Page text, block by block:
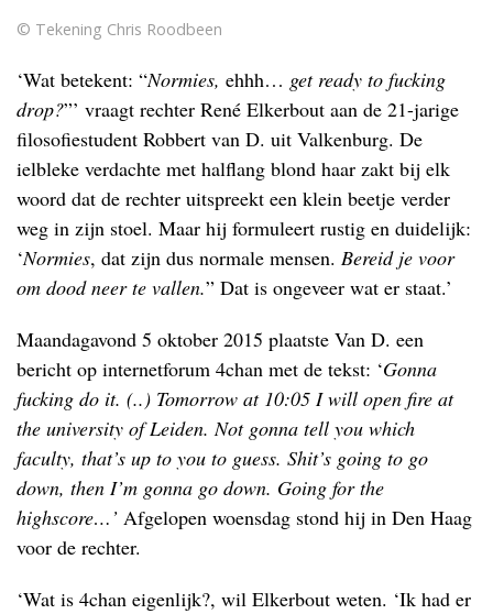
© Tekening Chris Roodbeen
‘Wat betekent: “Normies, ehhh… get ready to fucking
drop?”’ vraagt rechter René Elkerbout aan de 21-jarige
filosofiestudent Robbert van D. uit Valkenburg. De
ielbleke verdachte met halflang blond haar zakt bij elk
woord dat de rechter uitspreekt een klein beetje verder
weg in zijn stoel. Maar hij formuleert rustig en duidelijk:
‘Normies, dat zijn dus normale mensen. Bereid je voor
om dood neer te vallen.” Dat is ongeveer wat er staat.’
Maandagavond 5 oktober 2015 plaatste Van D. een
bericht op internetforum 4chan met de tekst: ‘Gonna
fucking do it. (..) Tomorrow at 10:05 I will open fire at
the university of Leiden. Not gonna tell you which
faculty, that’s up to you to guess. Shit’s going to go
down, then I’m gonna go down. Going for the
highscore…’ Afgelopen woensdag stond hij in Den Haag
voor de rechter.
‘Wat is 4chan eigenlijk?, wil Elkerbout weten. ‘Ik had er